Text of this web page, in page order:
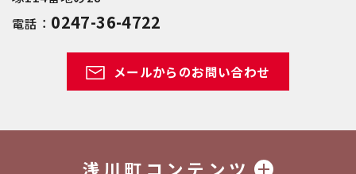
電話： 0247-36-4722
メールからのお問い合わせ
浅川町コンテンツ